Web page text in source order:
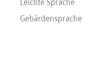
Gebärdensprache